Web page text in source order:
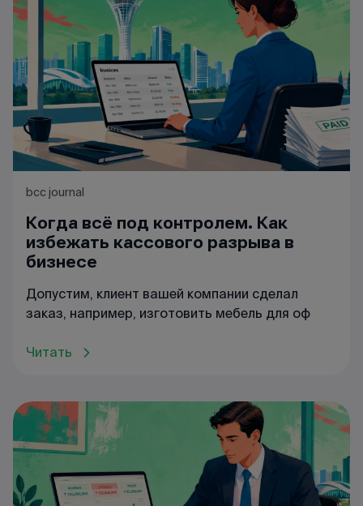
bcc journal
Когда всё под контролем. Как
избежать кассового разрыва в
бизнесе
Допустим, клиент вашей компании сделал
заказ, например, изготовить мебель для оф
Читать